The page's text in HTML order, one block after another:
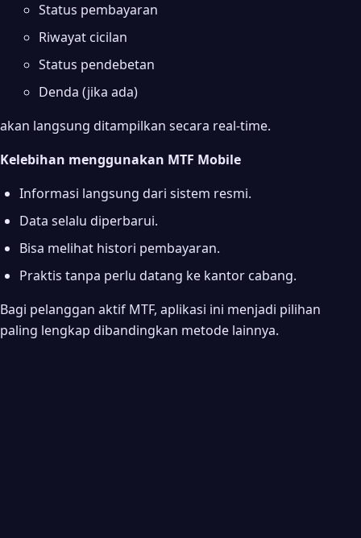
Status pembayaran
Riwayat cicilan
Status pendebetan
Denda (jika ada)
akan langsung ditampilkan secara real-time.
Kelebihan menggunakan MTF Mobile
Informasi langsung dari sistem resmi.
Data selalu diperbarui.
Bisa melihat histori pembayaran.
Praktis tanpa perlu datang ke kantor cabang.
Bagi pelanggan aktif MTF, aplikasi ini menjadi pilihan
paling lengkap dibandingkan metode lainnya.